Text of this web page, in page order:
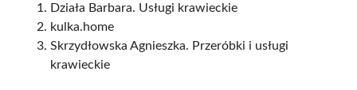
Działa Barbara. Usługi krawieckie
kulka.home
Skrzydłowska Agnieszka. Przeróbki i usługi
krawieckie